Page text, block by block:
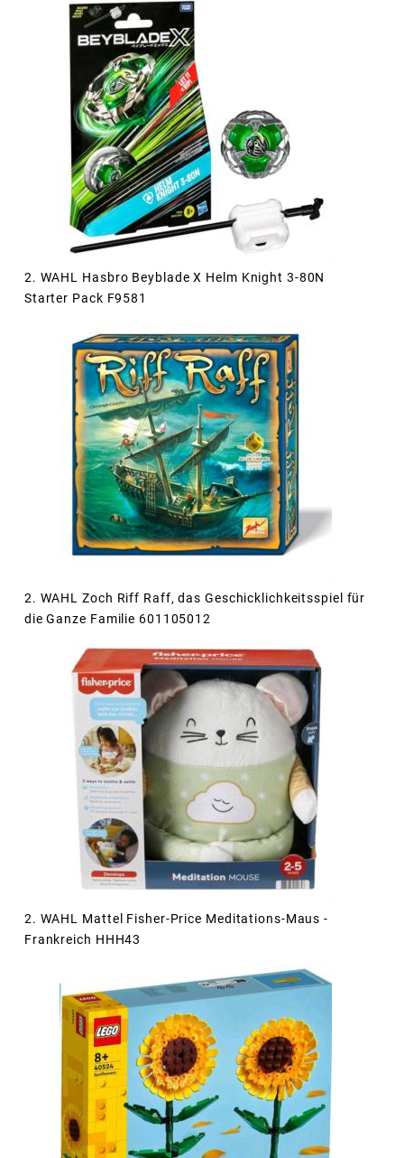
2. WAHL Hasbro Beyblade X Helm Knight 3-80N
Starter Pack F9581
2. WAHL Zoch Riff Raff, das Geschicklichkeitsspiel für
die Ganze Familie 601105012
2. WAHL Mattel Fisher-Price Meditations-Maus -
Frankreich HHH43